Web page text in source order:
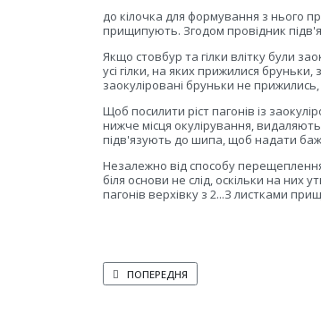
до кілочка для формування з нього
прищипують. Згодом провідник
Якщо стовбур та гілки влітку були
усі гілки, на яких прижилися
заокуліровані бруньки не
Щоб посилити ріст пагонів із
нижче місця окулірування,
підв'язують до шипа, щоб надати
Незалежно від способу
біля основи не слід, оскільки на них
пагонів верхівку з 2...З листками
ПОПЕРЕДНЯ СТАТТЯ: ДОГЛЯД ЗА
ПОПЕРЕДНЯ